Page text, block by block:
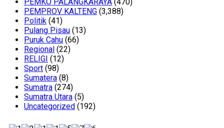
PEMKO PALANGKARAYA (470)
PEMPROV KALTENG (3,388)
Politik (41)
Pulang Pisau (13)
Puruk Cahu (66)
Regional (22)
RELIGI (12)
Sport (98)
Sumatera (8)
Sumatra (274)
Sumatra Utara (5)
Uncategorized (192)